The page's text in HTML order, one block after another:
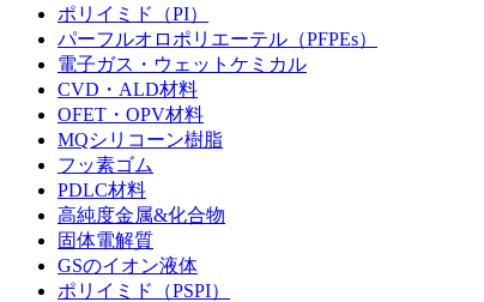
ポリイミド（PI）
パーフルオロポリエーテル（PFPEs）
電子ガス・ウェットケミカル
CVD・ALD材料
OFET・OPV材料
MQシリコーン樹脂
フッ素ゴム
PDLC材料
高純度金属&化合物
固体電解質
GSのイオン液体
ポリイミド（PSPI）